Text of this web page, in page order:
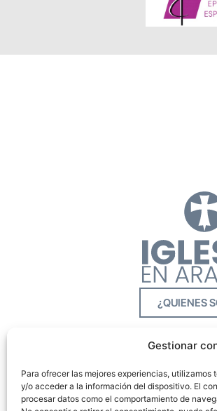
Gestionar
Para ofrecer las mejores experiencias,
y/o acceder a la información del dispositivo. El
procesar datos como el comportamiento de
¿QUIENES